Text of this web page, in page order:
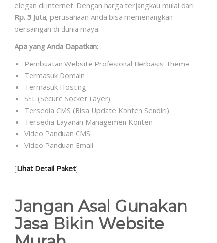
elegan di internet. Dengan harga terjangkau mulai dari
Rp. 3 Juta, perusahaan Anda bisa memenangkan
persaingan di dunia maya.
Apa yang Anda Dapatkan:
Pembuatan Website Profesional Berbasis Theme
Termasuk Domain
Termasuk Hosting
SSL (Secure Socket Layer)
Tersedia CMS (Bisa Update Konten Sendiri)
Tersedia Layanan Managemen Konten
Video Panduan CMS
Video Panduan Email
[Lihat Detail Paket]
Jangan Asal Gunakan
Jasa Bikin Website